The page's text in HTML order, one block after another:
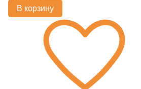
В корзину